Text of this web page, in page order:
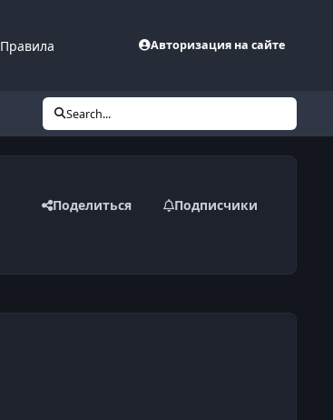
Правила Авторизация на сайте
Search...
Поделиться Подписчики